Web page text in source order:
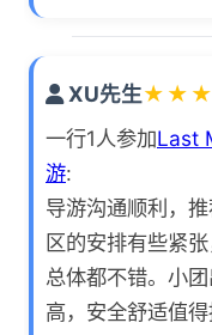
XU先生★ ★ ★
一行1人参加Last
游:
导游沟通顺利，
区的安排有些紧
总体都不错。小
高，安全舒适值得